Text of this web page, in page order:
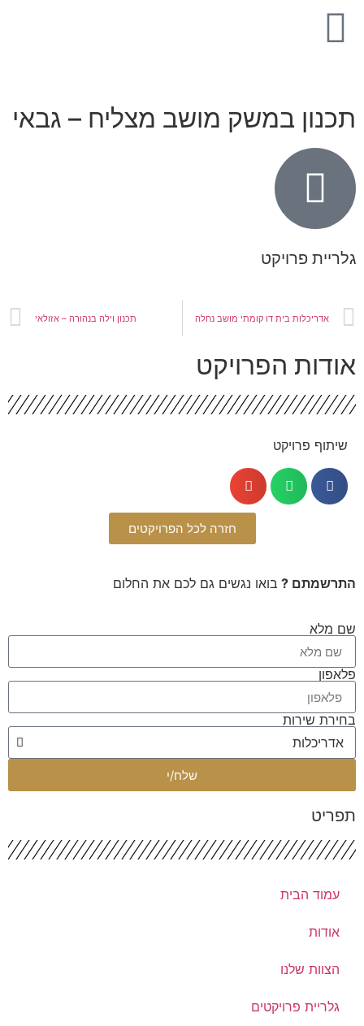
במשק מושב מצליח – גבאי
פרויקט
אדריכלות בית דו קומתי מושב נחלה תכנון וילה בנהורה – אזולאי
הפרויקט
שיתוף פרויקט
חזרה לכל הפרויקטים
?בואו נגשים גם לכם את החלום
מלא
שירות
שלח/י
עמוד הבית
אודות
הצוות שלנו
גלריית פרויקטים